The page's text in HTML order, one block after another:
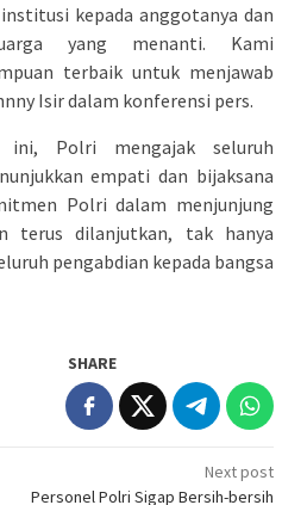
kepada anggotanya dan
yang menanti. Kami
terbaik untuk menjawab
Isir dalam konferensi pers.
ini, Polri mengajak seluruh
empati dan bijaksana
Polri dalam menjunjung
terus dilanjutkan, tak hanya
pengabdian kepada bangsa
SHARE
Next post
Personel Polri Sigap Bersih-bersih